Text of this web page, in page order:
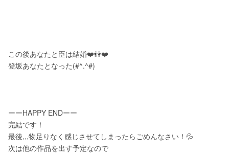
この後あなたと臣は結婚❤️👫❤️
登坂あなたとなった(#^.^#)
ーーHAPPY ENDーー
完結です！
最後,,,物足りなく感じさせてしまったらごめんなさい！💦
次は他の作品を出す予定なので